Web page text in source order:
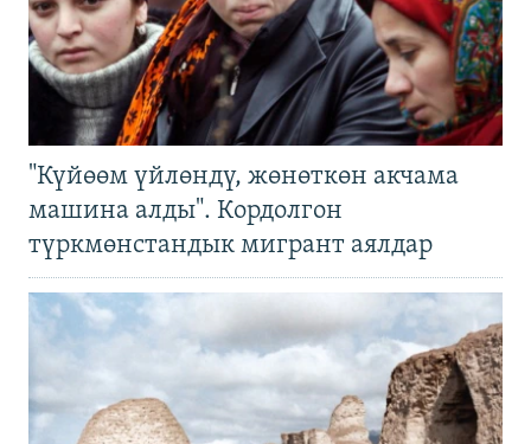
"Күйөөм үйлөндү, жөнөткөн акчама
машина алды". Кордолгон
түркмөнстандык мигрант аялдар